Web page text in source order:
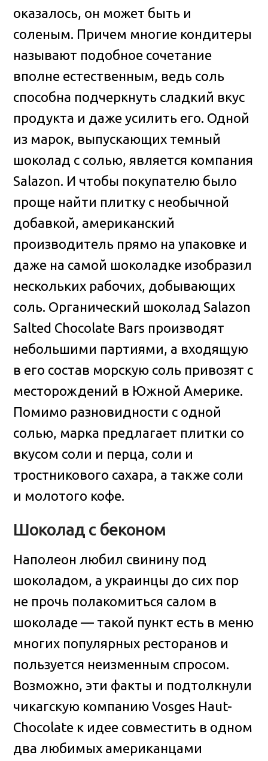
оказалось, он может быть и
соленым. Причем многие кондитеры
называют подобное сочетание
вполне естественным, ведь соль
способна подчеркнуть сладкий вкус
продукта и даже усилить его. Одной
из марок, выпускающих темный
шоколад с солью, является компания
Salazon. И чтобы покупателю было
проще найти плитку с необычной
добавкой, американский
производитель прямо на упаковке и
даже на самой шоколадке изобразил
нескольких рабочих, добывающих
соль. Органический шоколад Salazon
Salted Chocolate Bars производят
небольшими партиями, а входящую
в его состав морскую соль привозят с
месторождений в Южной Америке.
Помимо разновидности с одной
солью, марка предлагает плитки со
вкусом соли и перца, соли и
тростникового сахара, а также соли
и молотого кофе.
Шоколад с беконом
Наполеон любил свинину под
шоколадом, а украинцы до сих пор
не прочь полакомиться салом в
шоколаде — такой пункт есть в меню
многих популярных ресторанов и
пользуется неизменным спросом.
Возможно, эти факты и подтолкнули
чикагскую компанию Vosges Haut-
Chocolate к идее совместить в одном
два любимых американцами